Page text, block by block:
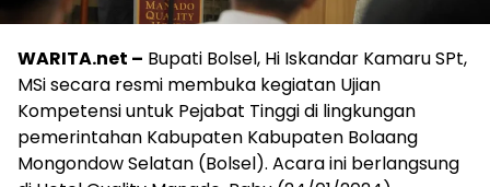
WARITA.net – Bupati Bolsel, Hi Iskandar Kamaru SPt,
MSi secara resmi membuka kegiatan Ujian
Kompetensi untuk Pejabat Tinggi di lingkungan
pemerintahan Kabupaten Kabupaten Bolaang
Mongondow Selatan (Bolsel). Acara ini berlangsung